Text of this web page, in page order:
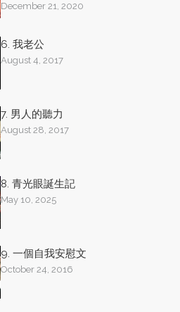
December 21, 2020
6. 我老公
August 4, 2017
7. 男人的聽力
August 28, 2017
8. 青光眼誕生記
May 10, 2025
9. 一個自我安慰文
October 24, 2016